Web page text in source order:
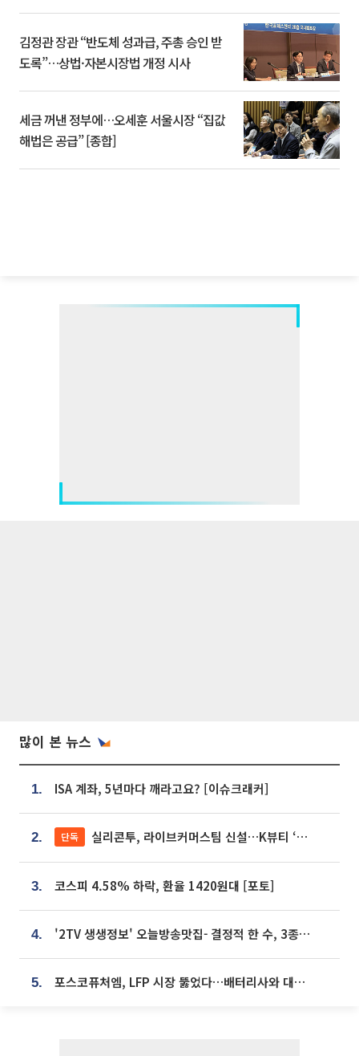
김정관 장관 “반도체 성과급, 주총 승인 받
도록”…상법·자본시장법 개정 시사
세금 꺼낸 정부에…오세훈 서울시장 “집값
해법은 공급” [종합]
많이 본 뉴스
1. ISA 계좌, 5년마다 깨라고요? [이슈크래커]
2. 단독 실리콘투, 라이브커머스팀 신설…K뷰티 ‘글로벌 판매망’ 확대[K뷰티 라방戰]
3. 코스피 4.58% 하락, 환율 1420원대 [포토]
4. '2TV 생생정보' 오늘방송맛집- 결정적 한 수, 3종 메밀면! 메밀 소바 맛집 '의○○○○'
5. 포스코퓨처엠, LFP 시장 뚫었다…배터리사와 대규모 장기 공급 합의